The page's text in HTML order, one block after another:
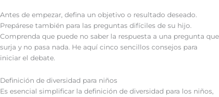
Antes de empezar, defina un objetivo o resultado deseado.
Prepárese también para las preguntas difíciles de su hijo.
Comprenda que puede no saber la respuesta a una pregunta que
surja y no pasa nada. He aquí cinco sencillos consejos para
iniciar el debate.
Definición de diversidad para niños
Es esencial simplificar la definición de diversidad para los niños,